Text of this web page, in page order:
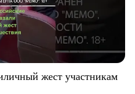
жест участникам